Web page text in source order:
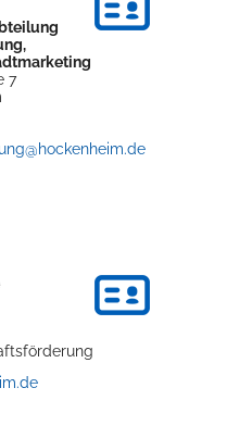
7